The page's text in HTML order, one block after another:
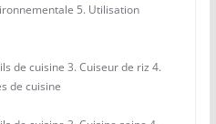
5. Utilisation
de cuisine 3. Cuiseur de riz 4.
de cuisine